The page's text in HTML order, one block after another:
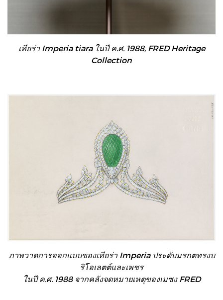
เทียร่า Imperia tiara ในปี ค.ศ. 1988, FRED Heritage
Collection
ภาพวาดการออกแบบของเทียร่า Imperia ประดับมรกตทรงบ
ริโอเลตต์และเพชร
ในปี ค.ศ. 1988 จากคลังจดหมายเหตุของเมซง FRED